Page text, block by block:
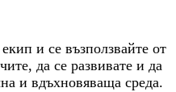
и се възползвайте от
да се развивате и да
и вдъхновяваща среда.